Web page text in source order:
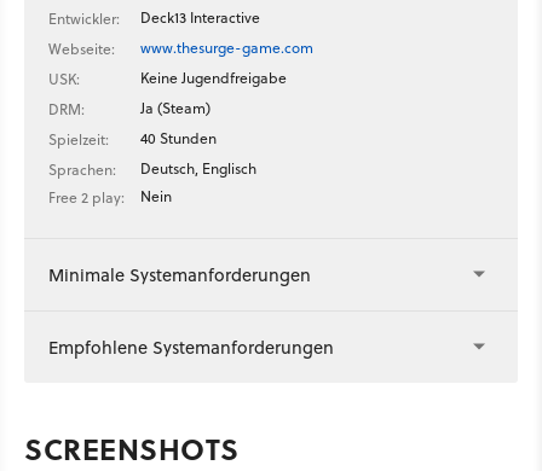
Entwickler:
Deck13 Interactive
Webseite:
www.thesurge-game.com
USK:
Keine Jugendfreigabe
DRM:
Ja (Steam)
Spielzeit:
40 Stunden
Sprachen:
Deutsch, Englisch
Free 2 play:
Nein
Minimale Systemanforderungen
Empfohlene Systemanforderungen
SCREENSHOTS